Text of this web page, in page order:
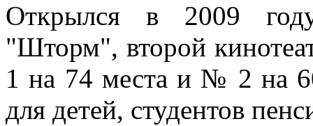
Открылся в 2009
"Шторм", второй
1 на 74 места и № 2 на
для детей, студентов